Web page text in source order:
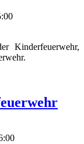
Kinderfeuerwehr,